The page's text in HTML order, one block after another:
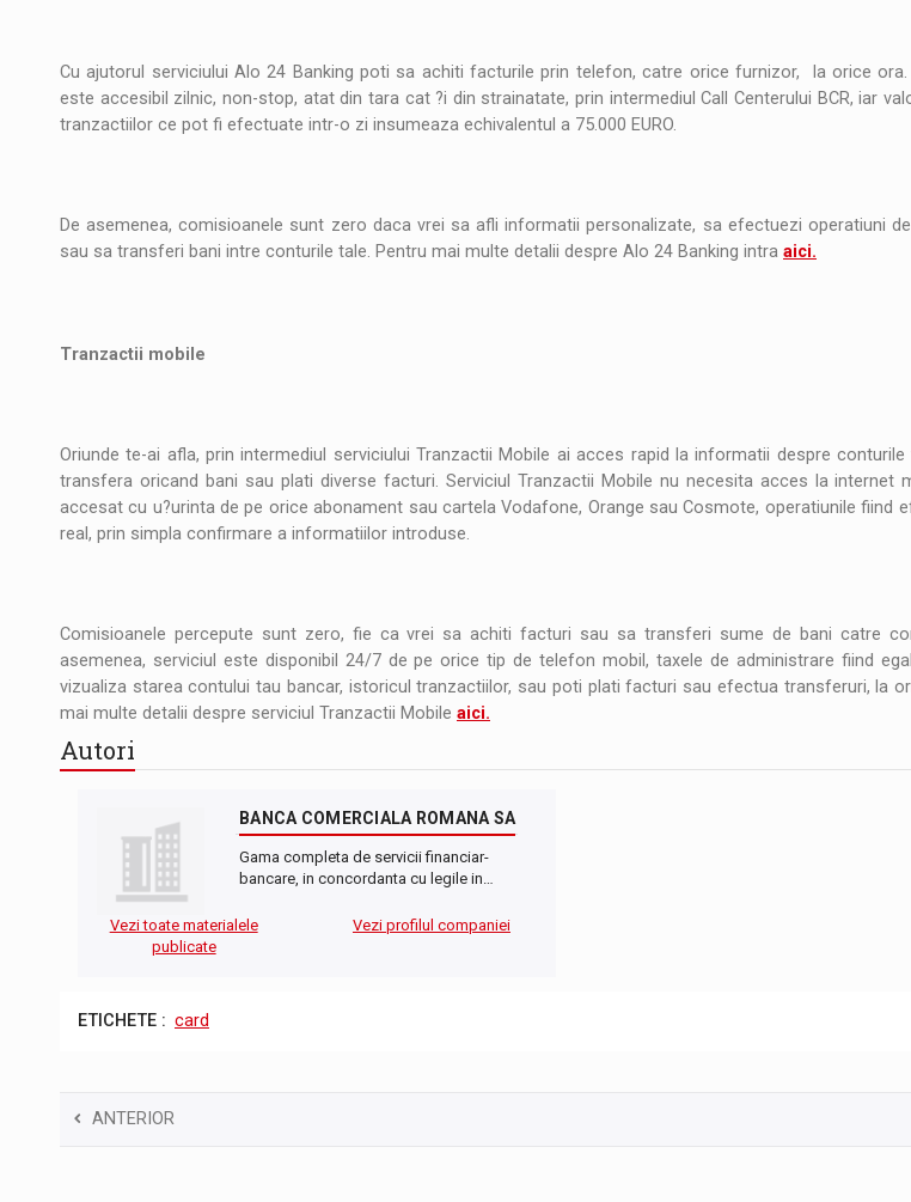
Cu ajutorul serviciului Alo 24 Banking poti sa achiti facturile prin telefon, catre orice furnizor, la orice ora.
este accesibil zilnic, non-stop, atat din tara cat ?i din strainatate, prin intermediul Call Centerului BCR, iar
tranzactiilor ce pot fi efectuate intr-o zi insumeaza echivalentul a 75.000 EURO.
De asemenea, comisioanele sunt zero daca vrei sa afli informatii personalizate, sa efectuezi operatiuni
sau sa transferi bani intre conturile tale. Pentru mai multe detalii despre Alo 24 Banking intra aici.
Tranzactii mobile
Oriunde te-ai afla, prin intermediul serviciului Tranzactii Mobile ai acces rapid la informatii despre conturile
transfera oricand bani sau plati diverse facturi. Serviciul Tranzactii Mobile nu necesita acces la internet
accesat cu u?urinta de pe orice abonament sau cartela Vodafone, Orange sau Cosmote, operatiunile fiind
real, prin simpla confirmare a informatiilor introduse.
Comisioanele percepute sunt zero, fie ca vrei sa achiti facturi sau sa transferi sume de bani catre
asemenea, serviciul este disponibil 24/7 de pe orice tip de telefon mobil, taxele de administrare fiind
vizualiza starea contului tau bancar, istoricul tranzactiilor, sau poti plati facturi sau efectua transferuri, la
mai multe detalii despre serviciul Tranzactii Mobile aici.
Autori
BANCA COMERCIALA ROMANA SA
Gama completa de servicii financiar-
bancare, in concordanta cu legile in…
Vezi toate materialele
publicate
Vezi profilul companiei
ETICHETE : card
ANTERIOR